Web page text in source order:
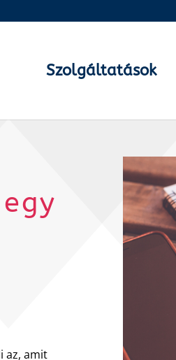
Szolgáltatások
az, amit